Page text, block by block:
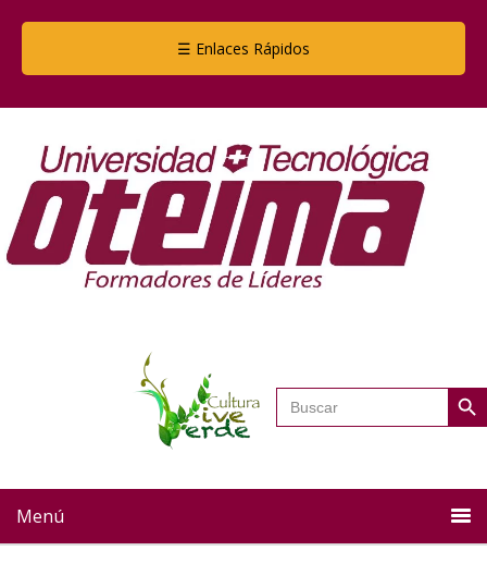
☰ Enlaces Rápidos
Buscar: Botón
Menú